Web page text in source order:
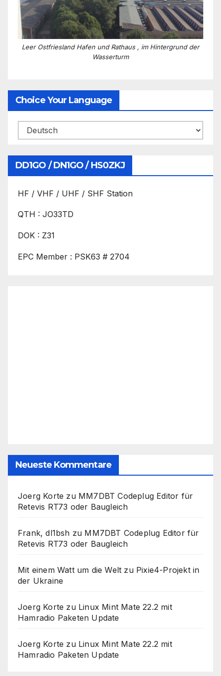
Leer Ostfriesland Hafen und Rathaus , im Hintergrund der
Wasserturm
Choice Your Language
DD1GO / DN1GO / HS0ZKJ
HF / VHF / UHF / SHF Station
QTH : JO33TD
DOK : Z31
EPC Member : PSK63 # 2704
Neueste Kommentare
Joerg Korte zu MM7DBT Codeplug Editor für
Retevis RT73 oder Baugleich
Frank, dl1bsh zu MM7DBT Codeplug Editor für
Retevis RT73 oder Baugleich
Mit einem Watt um die Welt zu Pixie4-Projekt in
der Ukraine
Joerg Korte zu Linux Mint Mate 22.2 mit
Hamradio Paketen Update
Joerg Korte zu Linux Mint Mate 22.2 mit
Hamradio Paketen Update